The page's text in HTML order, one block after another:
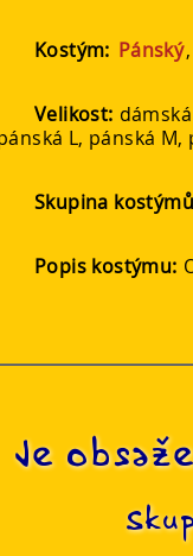
Kostým: Pánský,
Velikost:
L, pánská M,
Skupina
Popis kostýmu:
Je